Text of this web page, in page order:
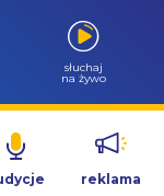
słuchaj
na żywo
reklama